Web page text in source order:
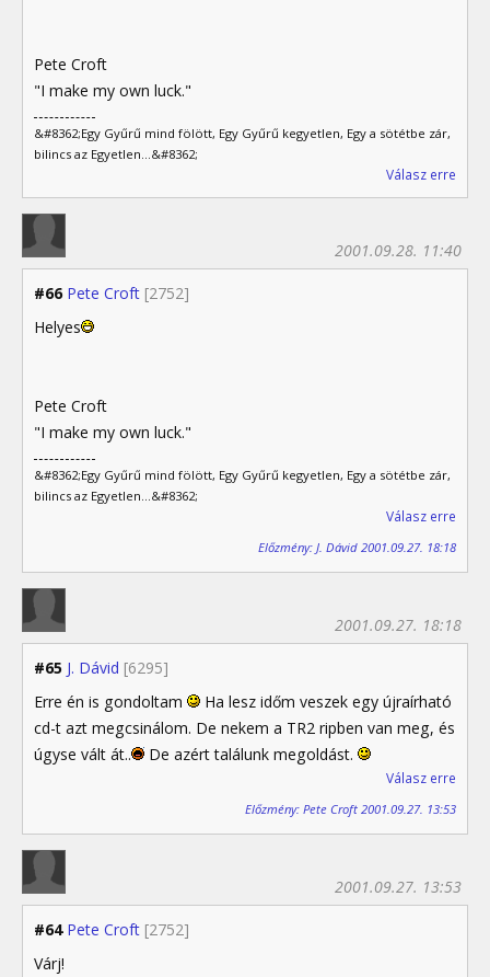
Pete Croft
"I make my own luck."
&#8362;Egy Gyűrű mind fölött, Egy Gyűrű kegyetlen, Egy a sötétbe zár,
bilincs az Egyetlen...&#8362;
Válasz erre
#66 Pete Croft [2752]
2001.09.28. 11:40
Helyes
Pete Croft
"I make my own luck."
&#8362;Egy Gyűrű mind fölött, Egy Gyűrű kegyetlen, Egy a sötétbe zár,
bilincs az Egyetlen...&#8362;
Válasz erre
Előzmény: J. Dávid 2001.09.27. 18:18
#65 J. Dávid [6295]
2001.09.27. 18:18
Erre én is gondoltam
Ha lesz időm veszek egy újraírható
cd-t azt megcsinálom. De nekem a TR2 ripben van meg, és
úgyse vált át..
De azért találunk megoldást.
Válasz erre
Előzmény: Pete Croft 2001.09.27. 13:53
#64 Pete Croft [2752]
2001.09.27. 13:53
Várj!